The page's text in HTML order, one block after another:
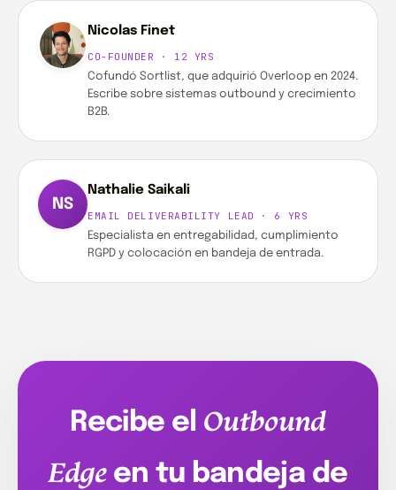
Nicolas Finet
CO-FOUNDER · 12 YRS
Cofundó Sortlist, que adquirió Overloop en 2024.
Escribe sobre sistemas outbound y crecimiento
B2B.
NS
Nathalie Saikali
EMAIL DELIVERABILITY LEAD · 6 YRS
Especialista en entregabilidad, cumplimiento
RGPD y colocación en bandeja de entrada.
Recibe el Outbound
Edgeen tu bandeja de